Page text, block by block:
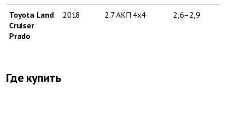
Toyota Land
Cruiser
Prado
2018 2.7 АКП 4х4 2,6–2,9
Где купить